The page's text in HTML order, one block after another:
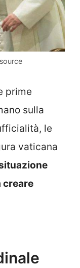
prime
sulla
le
vaticana
creare